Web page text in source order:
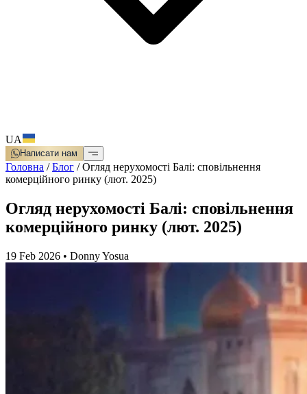
UA
Написати нам
Головна /Блог /Огляд нерухомості Балі: сповільнення
комерційного ринку (лют. 2025)
Огляд нерухомості Балі: сповільнення
комерційного ринку (лют. 2025)
19 Feb 2026 • Donny Yosua